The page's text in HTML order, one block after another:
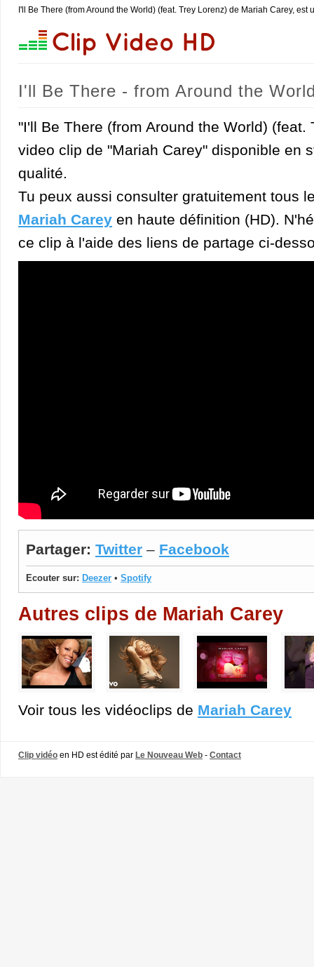
I'll Be There (from Around the World) (feat. Trey Lorenz) de Mariah Carey, est
I'll Be There - from Around the
"I'll Be There (from Around the World) (feat.
video clip de "Mariah Carey" disponible en
qualité.
Tu peux aussi consulter gratuitement tous
Mariah Carey en haute définition (HD).
ce clip à l'aide des liens de partage ci-
Partager: Twitter – Facebook
Ecouter sur: Deezer • Spotify
Autres clips de Mariah Carey
Voir tous les vidéoclips de Mariah Carey
Clip vidéo en HD est édité par Le Nouveau Web - Contact